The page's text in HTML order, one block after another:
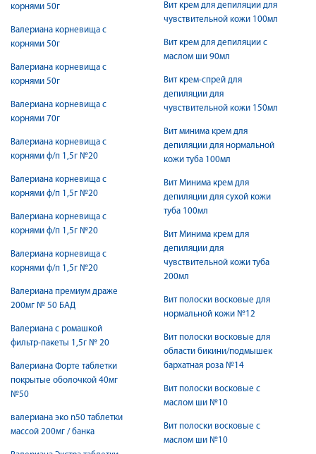
корнями 50г
Валериана корневища с
корнями 50г
Валериана корневища с
корнями 50г
Валериана корневища с
корнями 70г
Валериана корневища с
корнями ф/п 1,5г №20
Валериана корневища с
корнями ф/п 1,5г №20
Валериана корневища с
корнями ф/п 1,5г №20
Валериана корневища с
корнями ф/п 1,5г №20
Валериана премиум драже
200мг № 50 БАД
Валериана с ромашкой
фильтр-пакеты 1,5г № 20
Валериана Форте таблетки
покрытые оболочкой 40мг
№50
валериана эко n50 таблетки
массой 200мг / банка
Вит крем для депиляции для
чувствительной кожи 100мл
Вит крем для депиляции с
маслом ши 90мл
Вит крем-спрей для
депиляции для
чувствительной кожи 150мл
Вит минима крем для
депиляции для нормальной
кожи туба 100мл
Вит Минима крем для
депиляции для сухой кожи
туба 100мл
Вит Минима крем для
депиляции для
чувствительной кожи туба
200мл
Вит полоски восковые для
нормальной кожи №12
Вит полоски восковые для
области бикини/подмышек
бархатная роза №14
Вит полоски восковые с
маслом ши №10
Вит полоски восковые с
маслом ши №10